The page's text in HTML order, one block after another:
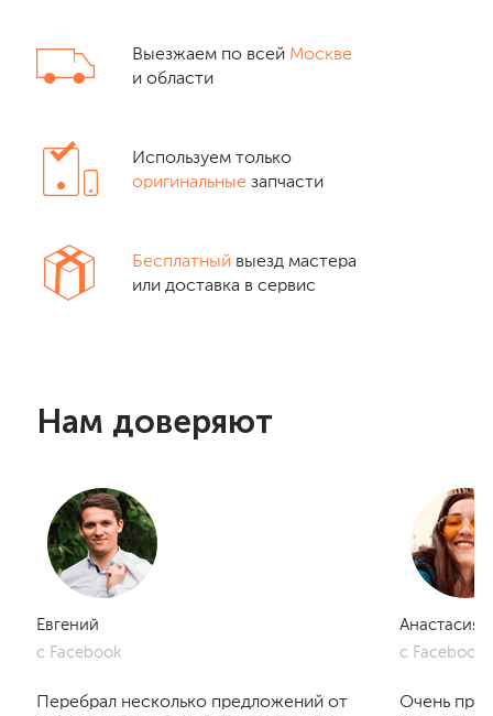
Выезжаем по всей Москве
и области
Используем только
оригинальные запчасти
Бесплатный выезд мастера
или доставка в сервис
Нам доверяют
Евгений
с Facebook
Перебрал несколько предложений от
Анастасия
с Facebook
Очень